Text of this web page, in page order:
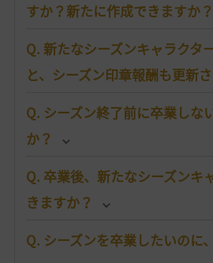
すか？新たに作成できますか？
Q. 新たなシーズンキャラクタ
と、シーズン印章報酬も更新
Q. シーズン終了前に卒業しな
か？
Q. 卒業後、新たなシーズンキ
きますか？
Q. シーズンを卒業したいのに